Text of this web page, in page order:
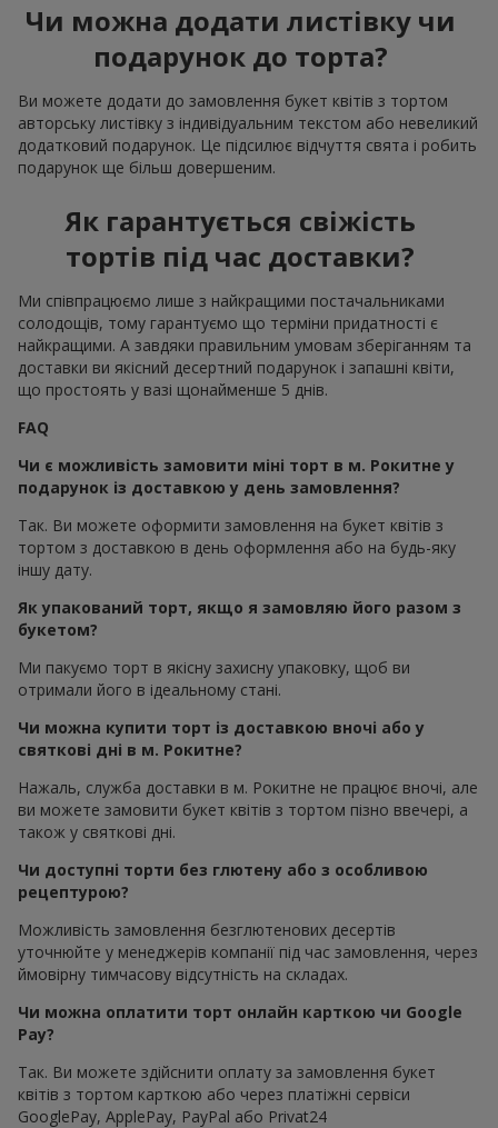
Чи можна додати листівку чи
подарунок до торта?
Ви можете додати до замовлення букет квітів з тортом
авторську листівку з індивідуальним текстом або невеликий
додатковий подарунок. Це підсилює відчуття свята і робить
подарунок ще більш довершеним.
Як гарантується свіжість
тортів під час доставки?
Ми співпрацюємо лише з найкращими постачальниками
солодощів, тому гарантуємо що терміни придатності є
найкращими. А завдяки правильним умовам зберіганням та
доставки ви якісний десертний подарунок і запашні квіти,
що простоять у вазі щонайменше 5 днів.
FAQ
Чи є можливість замовити міні торт в м. Рокитне у
подарунок із доставкою у день замовлення?
Так. Ви можете оформити замовлення на букет квітів з
тортом з доставкою в день оформлення або на будь-яку
іншу дату.
Як упакований торт, якщо я замовляю його разом з
букетом?
Ми пакуємо торт в якісну захисну упаковку, щоб ви
отримали його в ідеальному стані.
Чи можна купити торт із доставкою вночі або у
святкові дні в м. Рокитне?
Нажаль, служба доставки в м. Рокитне не працює вночі, але
ви можете замовити букет квітів з тортом пізно ввечері, а
також у святкові дні.
Чи доступні торти без глютену або з особливою
рецептурою?
Можливість замовлення безглютенових десертів
уточнюйте у менеджерів компанії під час замовлення, через
ймовірну тимчасову відсутність на складах.
Чи можна оплатити торт онлайн карткою чи Google
Pay?
Так. Ви можете здійснити оплату за замовлення букет
квітів з тортом карткою або через платіжні сервіси
GooglePay, ApplePay, PayPal або Privat24